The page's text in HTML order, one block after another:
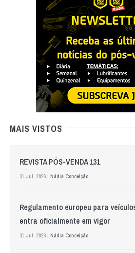
MAIS VISTOS
REVISTA PÓS-VENDA 131
31 Jul. 2026 | Nádia Conceição
Regulamento europeu para
entra oficialmente em vigor
31 Jul. 2026 | Nádia Conceição